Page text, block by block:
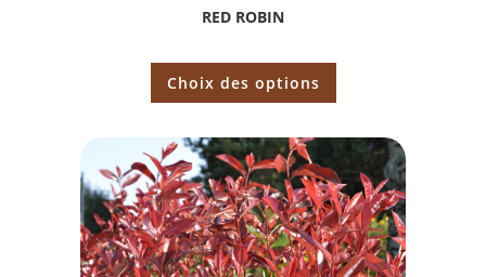
RED ROBIN
Choix des options